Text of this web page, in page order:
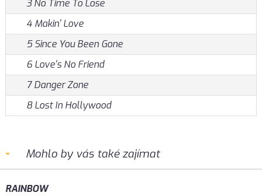
3 No Time To Lose
4 Makin' Love
5 Since You Been Gone
6 Love's No Friend
7 Danger Zone
8 Lost In Hollywood
Mohlo by vás také zajímat
RAINBOW